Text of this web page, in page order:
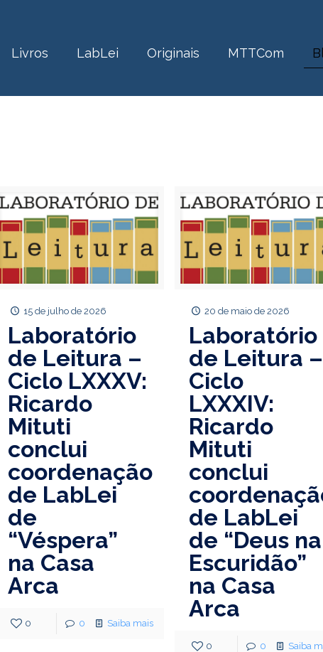
Livros LabLei Originais MTTCom
15 de julho de 2026
Laboratório
de Leitura –
Ciclo LXXXV:
Ricardo
Mituti
conclui
coordenação
de LabLei
de
“Véspera”
na Casa
Arca
0 0 Saiba mais
20 de maio de 2026
Laboratório
de Leitura –
Ciclo
LXXXIV:
Ricardo
Mituti
conclui
de LabLei
de “Deus na
Escuridão”
na Casa
Arca
0 0 Saiba